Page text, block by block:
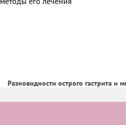
Разновидности острого гастрита и